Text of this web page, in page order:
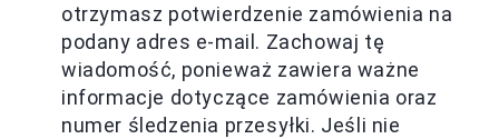
otrzymasz potwierdzenie zamówienia na
podany adres e-mail. Zachowaj tę
wiadomość, ponieważ zawiera ważne
informacje dotyczące zamówienia oraz
numer śledzenia przesyłki. Jeśli nie